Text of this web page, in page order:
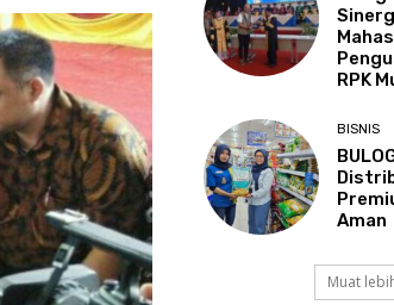
RPK
BISNIS
Aman
Muat